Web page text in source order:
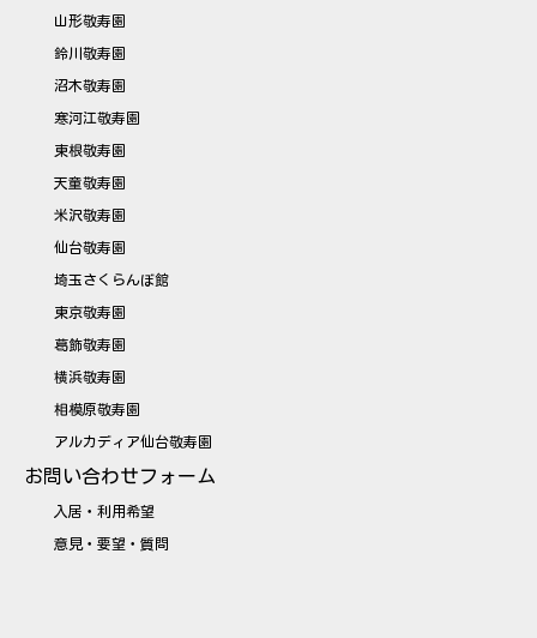
山形敬寿園
鈴川敬寿園
沼木敬寿園
寒河江敬寿園
東根敬寿園
天童敬寿園
米沢敬寿園
仙台敬寿園
埼玉さくらんぼ館
東京敬寿園
葛飾敬寿園
横浜敬寿園
相模原敬寿園
アルカディア仙台敬寿園
お問い合わせフォーム
入居・利用希望
意見・要望・質問